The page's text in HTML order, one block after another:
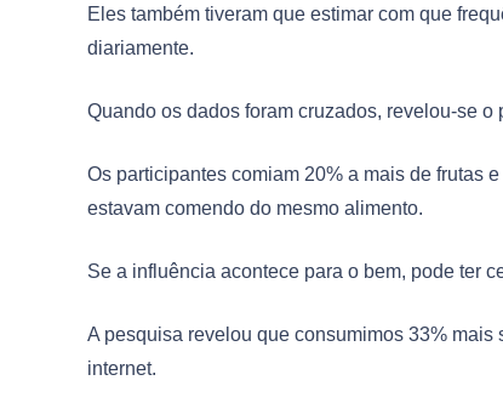
Eles também tiveram que estimar com que
diariamente.
Quando os dados foram cruzados, revelou-se o
Os participantes comiam 20% a mais de frutas
estavam comendo do mesmo alimento.
Se a influência acontece para o bem, pode ter
A pesquisa revelou que consumimos 33%
internet.